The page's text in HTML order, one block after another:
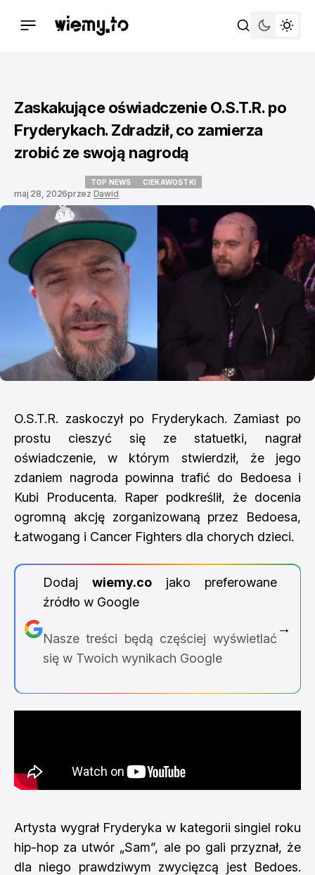
Zaskakujące oświadczenie O.S.T.R. po
Fryderykach. Zdradził, co zamierza
zrobić ze swoją nagrodą
TOP NEWS CIEKAWOSTKI
maj 28, 2026przez Dawid
O.S.T.R. zaskoczył po Fryderykach. Zamiast po
prostu cieszyć się ze statuetki, nagrał
oświadczenie, w którym stwierdził, że jego
zdaniem nagroda powinna trafić do Bedoesa i
Kubi Producenta. Raper podkreślił, że docenia
ogromną akcję zorganizowaną przez Bedoesa,
Łatwogang i Cancer Fighters dla chorych dzieci.
Dodaj wiemy.cojako preferowane
źródło w Google
Nasze treści będą częściej wyświetlać
się w Twoich wynikach Google
→
Artysta wygrał Fryderyka w kategorii singiel roku
hip-hop za utwór „Sam”, ale po gali przyznał, że
dla niego prawdziwym zwycięzcą jest Bedoes.